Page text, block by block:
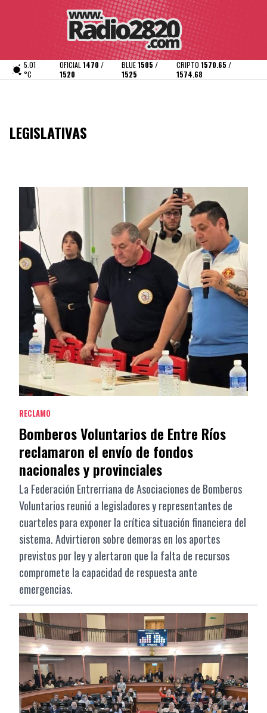
5.01
°C
OFICIAL 1470 /
1520
BLUE1505 /
1525
CRIPTO 1570.65 /
1574.68
LEGISLATIVAS
RECLAMO
Bomberos Voluntarios de Entre Ríos
reclamaron el envío de fondos
nacionales y provinciales
La Federación Entrerriana de Asociaciones de Bomberos
Voluntarios reunió a legisladores y representantes de
cuarteles para exponer la crítica situación financiera del
sistema. Advirtieron sobre demoras en los aportes
previstos por ley y alertaron que la falta de recursos
compromete la capacidad de respuesta ante
emergencias.